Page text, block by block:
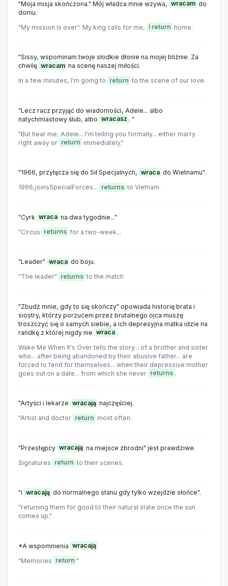
"Moja misja skończona." Mój władca mnie wzywa, wracam do
domu.
"My mission is over". My king calls for me,
I return home.
"Sissy, wspominam twoje słodkie dłonie na mojej bliźnie. Za
chwilę wracam na scenę naszej miłości.
In a few minutes, I'm going to return to the scene of our love.
"Lecz racz przyjąć do wiadomości, Adele... albo
natychmiastowy ślub, albo wracasz . "
"But hear me, Adele... I'm telling you formally... either marry
right away or return immediately."
"1966, przyłącza się do Sił Specjalnych, wraca do Wietnamu".
1966,joinsSpeciaIForces... returns to Vietnam.
"Cyrk wraca na dwa tygodnie..."
"Circus returns for a two-week...
"Leader" wraca do boju.
"The leader" returns to the match
"Zbudź mnie, gdy to się skończy" opowiada historię brata i
siostry, którzy porzuceni przez brutalnego ojca muszę
troszczyć się o samych siebie, a ich depresyjna matka idzie na
randkę z której nigdy nie wraca .
Wake Me When It's Over tells the story... of a brother and sister
who... after being abandoned by their abusive father... are
forced to fend for themselves... when their depressive mother
goes out on a date... from which she never returns .
"Artyści i lekarze wracają najczęściej.
"Artist and doctor return most often.
"Przestępcy wracają na miejsce zbrodni" jest prawdziwe.
Signatures return to their scenes.
"i wracają do normalnego stanu gdy tylko wzejdzie słońce".
"returning them for good to their natural state once the sun
comes up."
*A wspomnienia wracają
"Memories return "